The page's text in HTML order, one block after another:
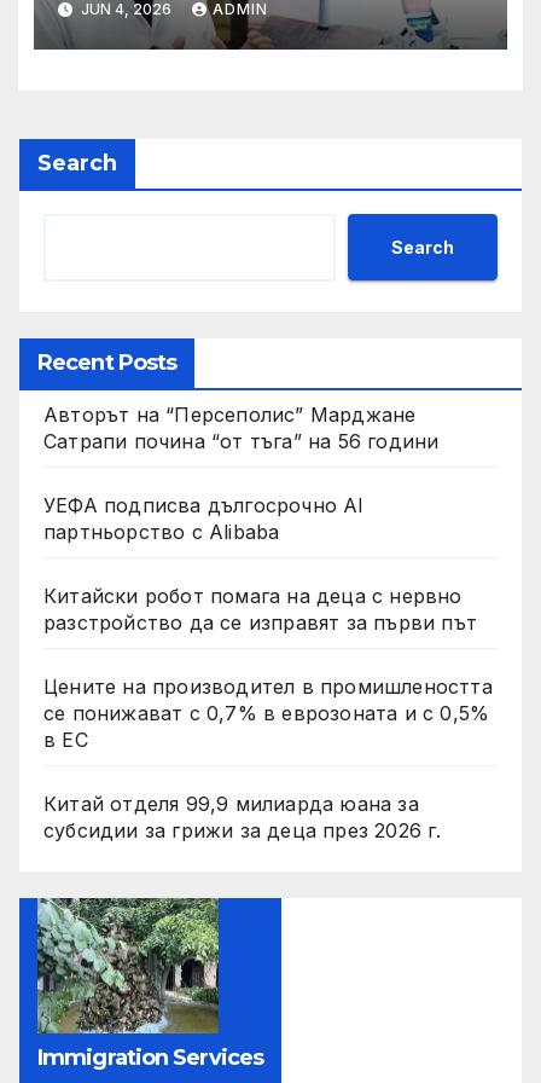
JUN 4, 2026 ADMIN
Search
Search
Recent Posts
Авторът на “Персеполис” Марджане
Сатрапи почина “от тъга” на 56 години
УЕФА подписва дългосрочно AI
партньорство с Alibaba
Китайски робот помага на деца с нервно
разстройство да се изправят за първи път
Цените на производител в промишлеността
се понижават с 0,7% в еврозоната и с 0,5%
в ЕС
Китай отделя 99,9 милиарда юана за
субсидии за грижи за деца през 2026 г.
Immigration Services